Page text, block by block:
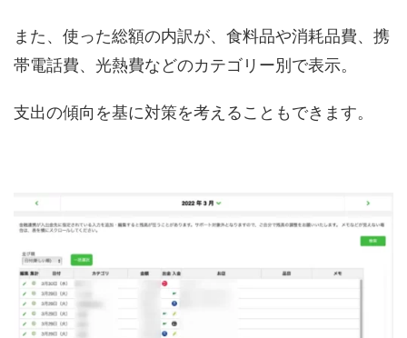
また、使った総額の内訳が、食料品や消耗品費、携
帯電話費、光熱費などのカテゴリー別で表示。
支出の傾向を基に対策を考えることもできます。